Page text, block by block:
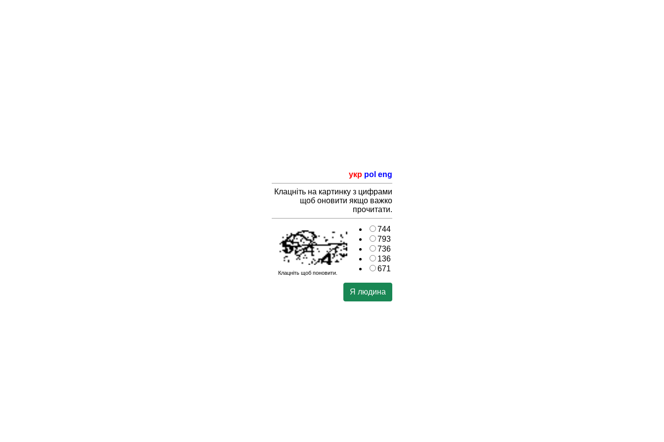
укр pol eng
Клацніть на картинку з цифрами
щоб оновити якщо важко
прочитати.
Клацніть щоб поновити.
744
793
736
136
671